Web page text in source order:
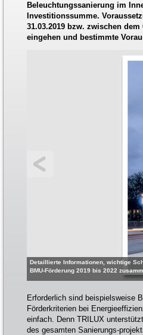
Beleuchtungssanierung im
Investitionssumme.
31.03.2019 bzw. zwischen
eingehen und bestimmte
Detaillierte Informationen, wichtige
BMU-Förderung 2019 bis 2022
Erforderlich sind beispielsweise
Förderkriterien bei
einfach. Denn TRILUX
des gesamten Sanierungs-